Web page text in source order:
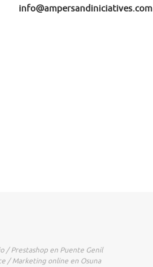
info@ampersandiniciatives.com
/ Prestashop en Puente Genil
/ Marketing online en Osuna